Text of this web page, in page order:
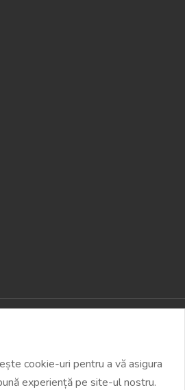
cookie-uri pentru a vă asigura
experiență pe site-ul nostru.